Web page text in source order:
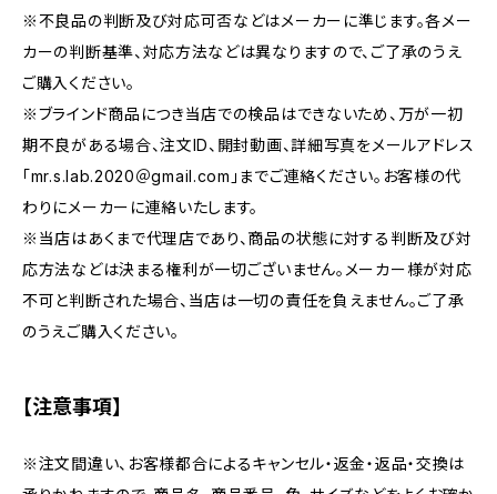
※不良品の判断及び対応可否などはメーカーに準じます。各メー
カーの判断基準、対応方法などは異なりますので、ご了承のうえ
ご購入ください。
※ブラインド商品につき当店での検品はできないため、万が一初
期不良がある場合、注文ID、開封動画、詳細写真をメールアドレス
「mr.s.lab.2020＠gmail.com」までご連絡ください。お客様の代
わりにメーカーに連絡いたします。
※当店はあくまで代理店であり、商品の状態に対する判断及び対
応方法などは決まる権利が一切ございません。メーカー様が対応
不可と判断された場合、当店は一切の責任を負えません。ご了承
のうえご購入ください。
【注意事項】
※注文間違い、お客様都合によるキャンセル・返金・返品・交換は